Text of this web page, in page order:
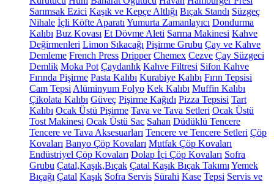
Sarımsak Ezici Kaşık ve Kepçe Altlığı Bıçak Standı Süzgeç
Nihale İçli Köfte Aparatı Yumurta Zamanlayıcı Dondurma
Kalıbı Buz Kovası Et Dövme Aleti Sarma Makinesi Kahve
Değirmenleri Limon Sıkacağı Pişirme Grubu Çay ve Kahve
Demleme French Press Dripper Chemex Cezve Çay Süzgeci
Demlik Moka Pot Çaydanlık Kahve Filtresi Sifon Kahve
Fırında Pişirme Pasta Kalıbı Kurabiye Kalıbı Fırın Tepsisi
Cam Tepsi Alüminyum Folyo Kek Kalıbı Muffin Kalıbı
Çikolata Kalıbı Güveç Pişirme Kağıdı Pizza Tepsisi Tart
Kalıbı Ocak Üstü Pişirme Tava ve Tava Setleri Ocak Üstü
Tost Makinesi Ocak Üstü Sac Sahan Düdüklü Tencere
Tencere ve Tava Aksesuarları Tencere ve Tencere Setleri Çöp
Kovaları Banyo Çöp Kovaları Mutfak Çöp Kovaları
Endüstriyel Çöp Kovaları Dolap İçi Çöp Kovaları Sofra
Grubu Çatal,Kaşık,Bıçak Çatal Kaşık Bıçak Takımı Yemek
Bıçağı Çatal Kaşık Sofra Servis Sürahi Kase Tepsi Servis ve